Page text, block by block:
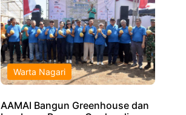
Warta Nagari
AAMAI Bangun Greenhouse dan